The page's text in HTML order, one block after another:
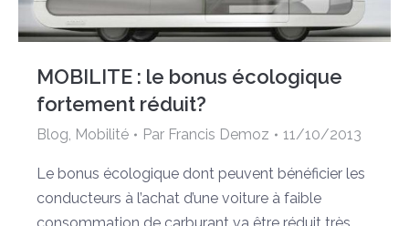
MOBILITE : le bonus écologique
fortement réduit?
Blog, Mobilité Par Francis Demoz 11/10/2013
Le bonus écologique dont peuvent bénéficier les
conducteurs à l’achat d’une voiture à faible